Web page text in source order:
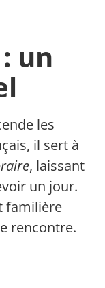
un
les
il sert à
, laissant
un jour.
familière
rencontre.